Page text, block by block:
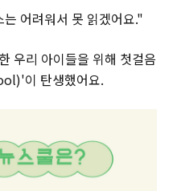
어려워서 못 읽겠어요."
우리 아이들을 위해 첫걸음
이 탄생했어요.